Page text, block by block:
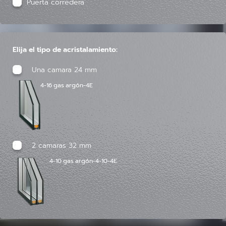
Puerta corredera
Elija el tipo de acristalamiento:
Una camara 24 mm
4-16 gas argón-4E
2 camaras 32 mm
4-10 gas argón-4-10-4E